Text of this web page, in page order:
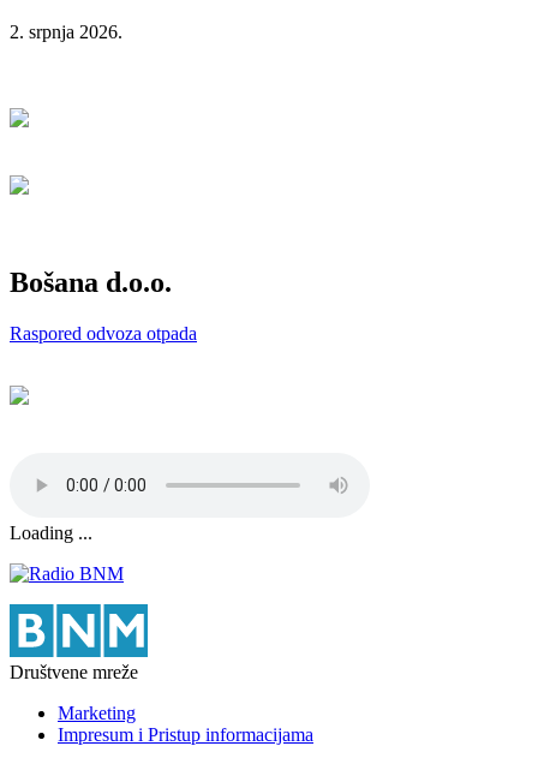
2. srpnja 2026.
Bošana d.o.o.
Raspored odvoza otpada
Loading ...
Društvene mreže
Marketing
Impresum i Pristup informacijama